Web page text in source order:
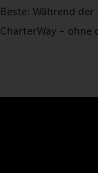
Beste: Während
CharterWay – ohne